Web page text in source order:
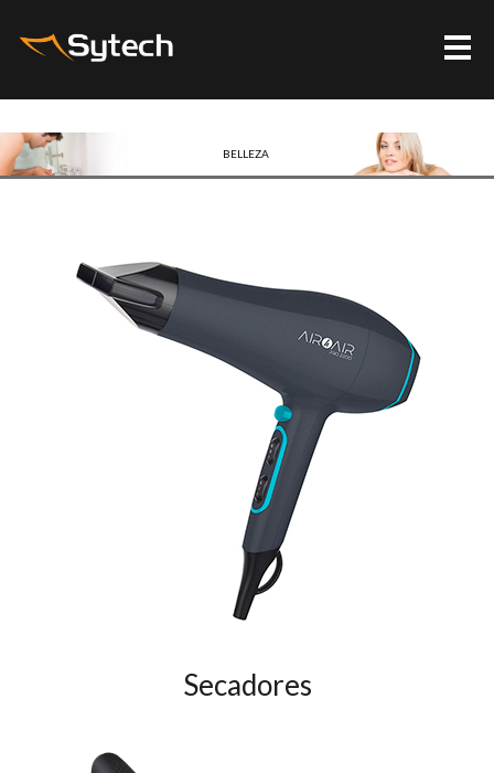
BELLEZA
Secadores